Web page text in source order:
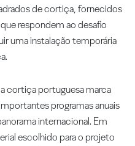
de cortiça, fornecidos
respondem ao desafio
uma instalação temporária
cortiça portuguesa marca
programas anuais
internacional. Em
escolhido para o projeto